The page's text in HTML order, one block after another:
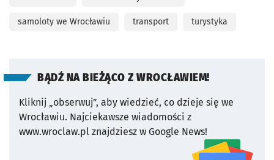
samoloty we Wrocławiu transport turystyka
BĄDŹ NA BIEŻĄCO Z WROCŁAWIEM!
Kliknij „obserwuj”, aby wiedzieć, co dzieje się we
Wrocławiu. Najciekawsze wiadomości z
www.wroclaw.pl znajdziesz w Google News!